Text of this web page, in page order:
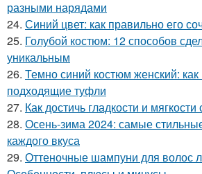
разными нарядами
24. Синий цвет: как правильно его
25. Голубой костюм: 12 способов
уникальным
26. Темно синий костюм женский:
подходящие туфли
27. Как достичь гладкости и
28. Осень-зима 2024: самые
каждого вкуса
29. Оттеночные шампуни для волос